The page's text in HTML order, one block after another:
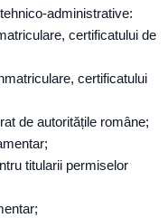
administrative:
certificatului de
certificatului
de autoritățile române;
titularii permiselor